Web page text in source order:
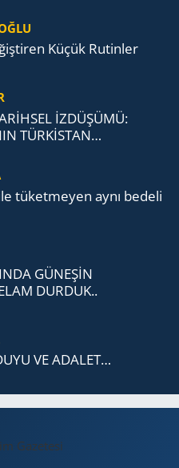
Küçük Ru­tin­ler
İZDÜŞÜMÜ:
TÜRKİSTAN
MİRASI
tü­ket­me­yen aynı be­de­li
GÜNEŞİN
DURDUK..
VE ADA­LET…